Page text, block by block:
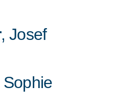
, Josef
Sophie